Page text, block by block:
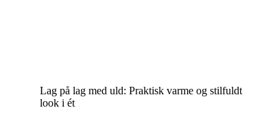
Lag på lag med uld: Praktisk varme og stilfuldt
look i ét